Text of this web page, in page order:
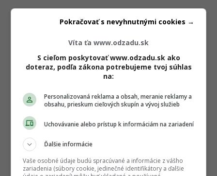
Víta ťa www.odzadu.sk
S cieľom poskytovať www.odzadu.sk ako
doteraz, podľa zákona potrebujeme tvoj súhlas
na:
Personalizovaná reklama a obsah, meranie reklamy a
obsahu, prieskum cieľových skupín a vývoj služieb
Uchovávanie alebo prístup k informáciám na zariadení
Ďalšie informácie
Vaše osobné údaje budú spracúvané a informácie z vášho
zariadenia (súbory cookie, jedinečné identifikátory a ďalšie
Pokračovať s nevyhnutnými cookies →